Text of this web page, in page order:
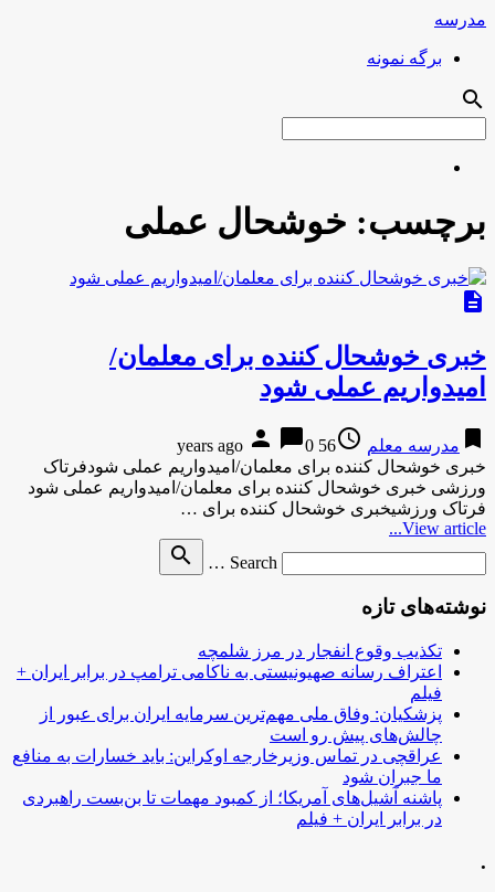
مدرسه
برگه نمونه
search
برچسب: خوشحال عملی
description
خبری خوشحال کننده برای معلمان/
امیدواریم عملی شود
bookmark مدرسه معلم access_time
56 years ago
person chat_bubble0
خبری خوشحال کننده برای معلمان/امیدواریم عملی شودفرتاک
ورزشی خبری خوشحال کننده برای معلمان/امیدواریم عملی شود
فرتاک ورزشیخبری خوشحال کننده برای …
View article...
Search …
search
نوشته‌های تازه
تکذیب وقوع انفجار در مرز شلمچه
اعتراف رسانه صهیونیستی به ناکامی ترامپ در برابر ایران +
فیلم
پزشکیان: وفاق ملی مهم‌ترین سرمایه ایران برای عبور از
چالش‌های پیش رو است
عراقچی در تماس وزیرخارجه اوکراین: باید خسارات به منافع
ما جبران شود
پاشنه آشیل‌های آمریکا؛ از کمبود مهمات تا بن‌بست راهبردی
در برابر ایران + فیلم
.